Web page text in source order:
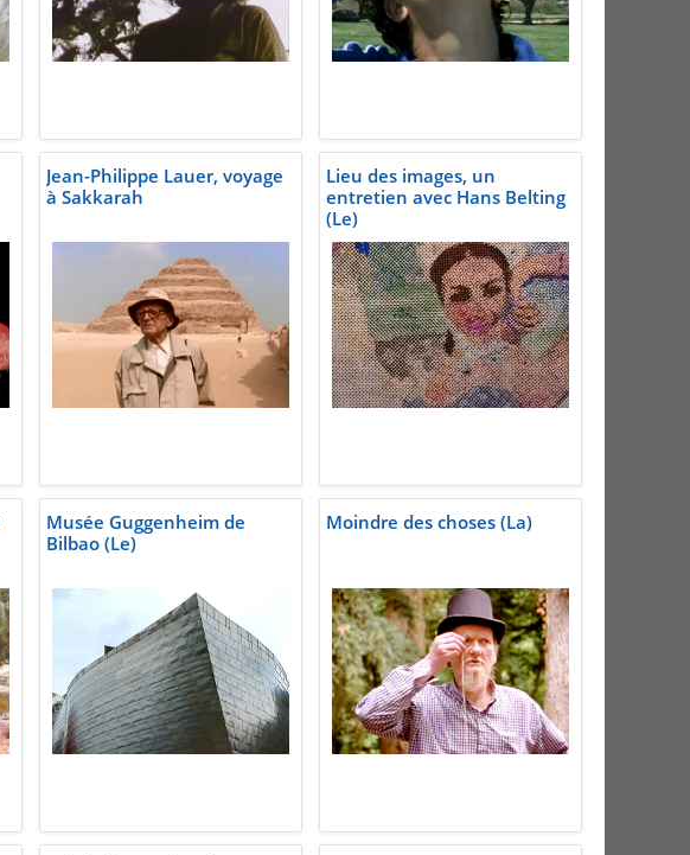
Jean-Philippe Lauer, voyage
à Sakkarah
Lieu des images, un
entretien avec Hans Belting
(Le)
Musée Guggenheim de
Bilbao (Le)
Moindre des choses (La)